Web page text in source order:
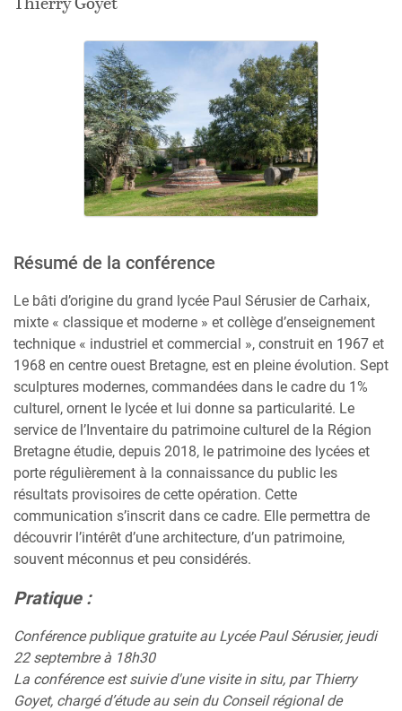
Résumé de la conférence
Le bâti d’origine du grand lycée Paul Sérusier de Carhaix,
mixte « classique et moderne » et collège d’enseignement
technique « industriel et commercial », construit en 1967 et
1968 en centre ouest Bretagne, est en pleine évolution. Sept
sculptures modernes, commandées dans le cadre du 1%
culturel, ornent le lycée et lui donne sa particularité. Le
service de l’Inventaire du patrimoine culturel de la Région
Bretagne étudie, depuis 2018, le patrimoine des lycées et
porte régulièrement à la connaissance du public les
résultats provisoires de cette opération. Cette
communication s’inscrit dans ce cadre. Elle permettra de
découvrir l’intérêt d’une architecture, d’un patrimoine,
souvent méconnus et peu considérés.
Pratique :
Conférence publique gratuite au Lycée Paul Sérusier, jeudi
22 septembre à 18h30
La conférence est suivie d'une visite in situ, par Thierry
Goyet, chargé d’étude au sein du Conseil régional de